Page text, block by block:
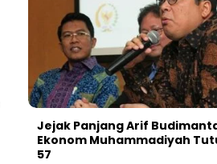
Jejak Panjang Arif
Ekonom Muhammadiyah
57